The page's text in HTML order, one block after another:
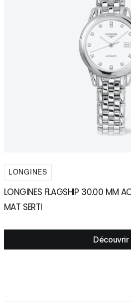
LONGINES
LONGINES FLAGSHIP 30.00 MM
MAT SERTI
Découvrir